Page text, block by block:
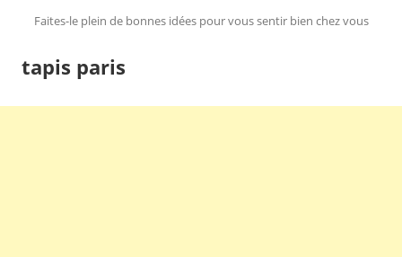
Faites-le plein de bonnes idées pour vous sentir bien chez vous
tapis paris